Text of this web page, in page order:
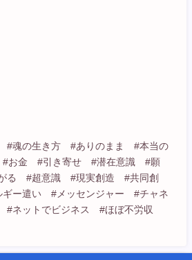
#魂の生き方 #ありのまま #本当の
お金 #引き寄せ #潜在意識 #願
る #超意識 #現実創造 #共同創
ー遣い #メッセンジャー #チャネ
ネットでビジネス #ほぼ不労収